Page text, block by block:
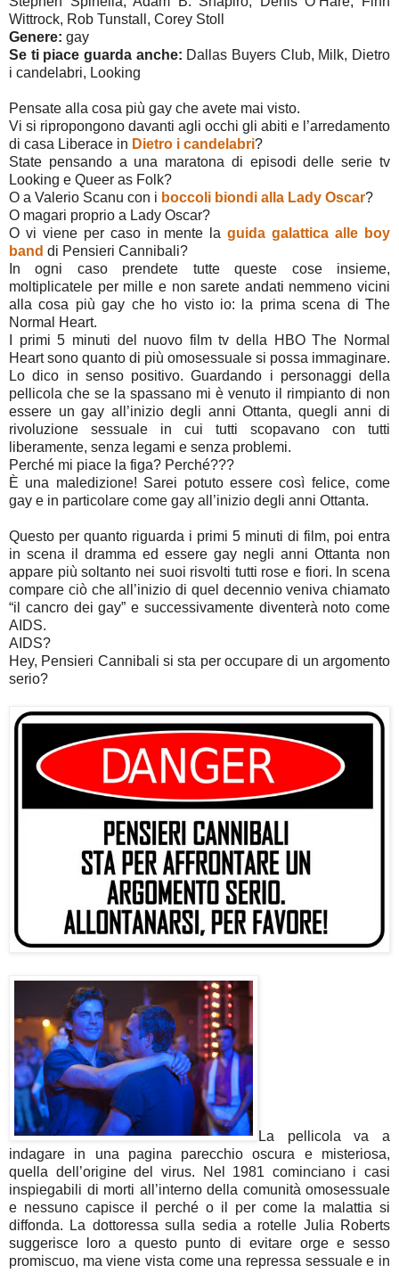
Wittrock, Rob Tunstall, Corey Stoll
Genere: gay
Se ti piace guarda anche: Dallas Buyers Club, Milk, Dietro
i candelabri, Looking
Pensate alla cosa più gay che avete mai visto.
Vi si ripropongono davanti agli occhi gli abiti e l’arredamento
di casa Liberace in Dietro i candelabri?
State pensando a una maratona di episodi delle serie tv
Looking e Queer as Folk?
O a Valerio Scanu con i boccoli biondi alla Lady Oscar?
O magari proprio a Lady Oscar?
O vi viene per caso in mente laguida galattica alle boy
band di Pensieri Cannibali?
In ogni caso prendete tutte queste cose insieme,
moltiplicatele per mille e non sarete andati nemmeno vicini
alla cosa più gay che ho visto io: la prima scena di The
Normal Heart.
I primi 5 minuti del nuovo film tv della HBO The Normal
Heart sono quanto di più omosessuale si possa immaginare.
Lo dico in senso positivo. Guardando i personaggi della
pellicola che se la spassano mi è venuto il rimpianto di non
essere un gay all’inizio degli anni Ottanta, quegli anni di
rivoluzione sessuale in cui tutti scopavano con tutti
liberamente, senza legami e senza problemi.
Perché mi piace la figa? Perché???
È una maledizione! Sarei potuto essere così felice, come
gay e in particolare come gay all’inizio degli anni Ottanta.
Questo per quanto riguarda i primi 5 minuti di film, poi entra
in scena il dramma ed essere gay negli anni Ottanta non
appare più soltanto nei suoi risvolti tutti rose e fiori. In scena
compare ciò che all’inizio di quel decennio veniva chiamato
“il cancro dei gay” e successivamente diventerà noto come
AIDS.
AIDS?
Hey, Pensieri Cannibali si sta per occupare di un argomento
serio?
La pellicola va a
indagare in una pagina parecchio oscura e misteriosa,
quella dell’origine del virus. Nel 1981 cominciano i casi
inspiegabili di morti all’interno della comunità omosessuale
e nessuno capisce il perché o il per come la malattia si
diffonda. La dottoressa sulla sedia a rotelle Julia Roberts
suggerisce loro a questo punto di evitare orge e sesso
promiscuo, ma viene vista come una repressa sessuale e in